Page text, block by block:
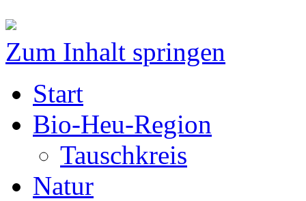
Zum Inhalt springen
Start
Bio-Heu-Region
Tauschkreis
Natur